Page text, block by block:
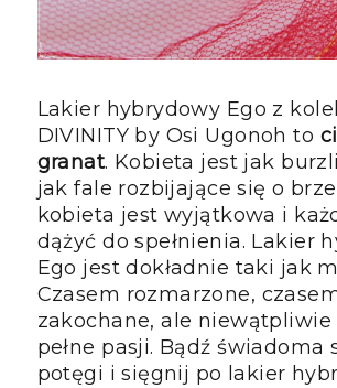
Lakier hybrydowy Ego z
DIVINITY by Osi Ugonoh to
granat. Kobieta jest jak
jak fale rozbijające się o
kobieta jest wyjątkowa i
dążyć do spełnienia. Lakier
Ego jest dokładnie taki jak
Czasem rozmarzone,
zakochane, ale niewątpliwie
pełne pasji. Bądź świadoma
potęgi i sięgnij po lakier